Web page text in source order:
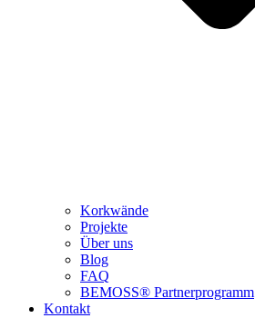
Korkwände
Projekte
Über uns
Blog
FAQ
BEMOSS® Partnerprogramm​
Kontakt